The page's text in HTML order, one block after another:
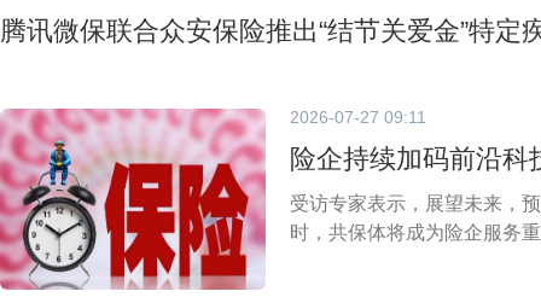
腾讯微保联合众安保险推出“结节关爱金”特定
2026-07-27 09:11
险企持续加码前沿
受访专家表示，展望未来，
时，共保体将成为险企服务